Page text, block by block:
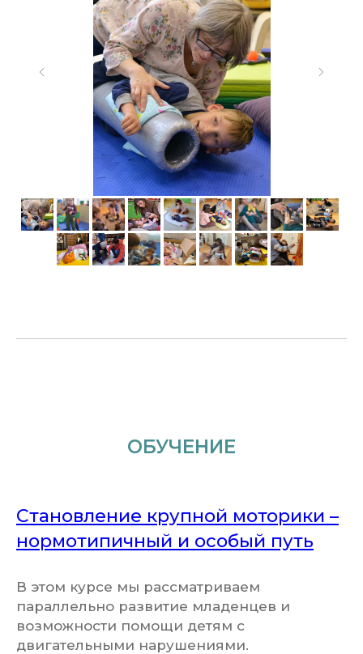
ОБУЧЕНИЕ
Становление крупной моторики –
нормотипичный и особый путь
В этом курсе мы рассматриваем
параллельно развитие младенцев и
возможности помощи детям с
двигательными нарушениями.